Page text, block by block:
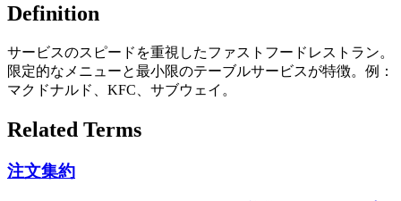
Definition
サービスのスピードを重視したファストフードレストラン。
限定的なメニューと最小限のテーブルサービスが特徴。例：
マクドナルド、KFC、サブウェイ。
Related Terms
注文集約